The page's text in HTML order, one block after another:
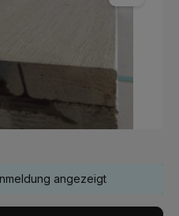
angezeigt